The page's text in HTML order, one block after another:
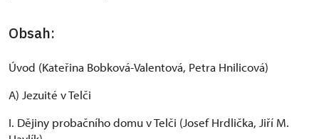
Obsah:
Úvod (Kateřina Bobková-Valentová, Petra Hnilicová)
A) Jezuité v Telči
I. Dějiny probačního domu v Telči (Josef Hrdlička, Jiří M.